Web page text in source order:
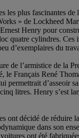
les plus fascinantes
» de Lockheed
Henry pour
quatre cylindres.
d’exemplaires du
de l’armistice de la
le Français René
permettrait d’asseoir
litres. Henry s’est
ont décidé de
dans son
ont été